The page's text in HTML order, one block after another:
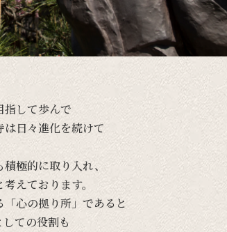
指して歩んで
は日々進化を続けて
積極的に取り入れ、
考えております。
「心の拠り所」であると
しての役割も